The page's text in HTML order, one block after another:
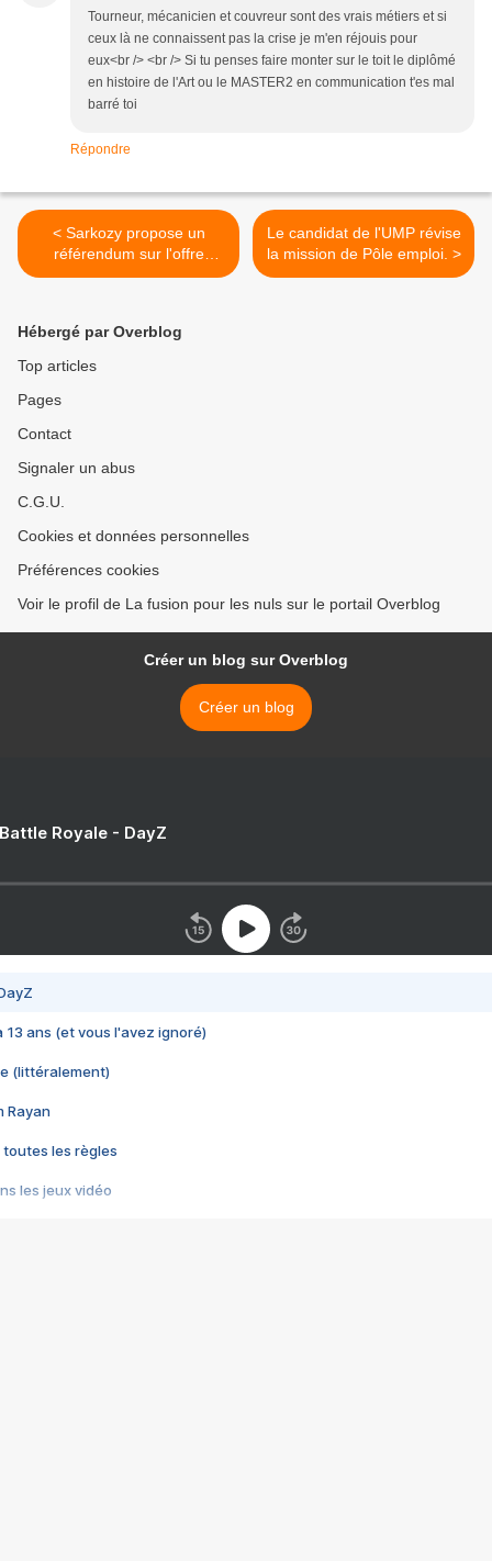
Tourneur, mécanicien et couvreur sont des vrais métiers et si
ceux là ne connaissent pas la crise je m'en réjouis pour
eux<br /> <br /> Si tu penses faire monter sur le toit le diplômé
en histoire de l'Art ou le MASTER2 en communication t'es mal
barré toi
Répondre
< Sarkozy propose un
référendum sur l'offre
raisonnable d'emploi.
Le candidat de l'UMP révise
la mission de Pôle emploi. >
Hébergé par Overblog
Top articles
Pages
Contact
Signaler un abus
C.G.U.
Cookies et données personnelles
Préférences cookies
Voir le profil de La fusion pour les nuls sur le portail Overblog
Créer un blog sur Overblog
Créer un blog
Royale - DayZ
13 ans (et vous l'avez ignoré)
(littéralement)
Rayan
toutes les règles
les jeux vidéo